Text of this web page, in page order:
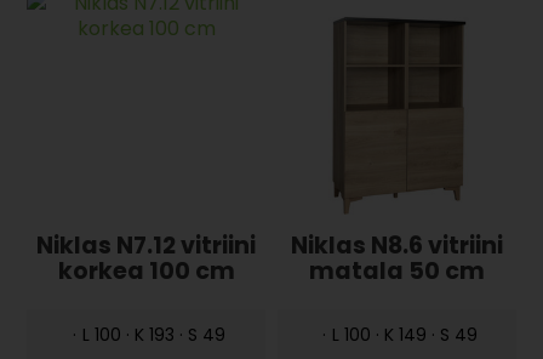
Niklas N7.12 vitriini
korkea 100 cm
· L 100 · K 193 · S 49
Niklas N8.6 vitriini
matala 50 cm
· L 100 · K 149 · S 49